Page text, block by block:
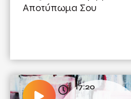
Αποτύπωμα Σου
17:20